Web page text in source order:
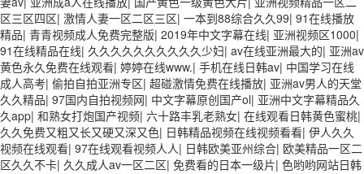
区三区四区| 激情人妻一区二区三区| 一本到88综合久久99| 91在线播放
精品| 青青视频成人免费完整版| 2019年中文字幕在线| 亚洲视频区1000|
91在线精品在线| 久久久久久久久久久久少妇| av在线亚洲最大的| 亚洲av
黄色永久免费在线观看| 婷婷在线www.| 手机在线日韩av| 中国学习在线
成人高考| 偷拍自拍亚洲专区| 超碰激情免费在线播放| 亚洲av男人的天堂
久久精品| 97国内自拍视频网| 中文字幕原创国产ol| 亚洲中文字幕精品久
久app| 和熟女打炮国产视频| 六十路丰乳老熟女| 在线观看日韩黄色蜜桃|
久久免费又粗又长又硬又深又色| 日韩精品视频在线视频看看| 伊人久久
视频在线观看| 97在线观看视频人人| 日韩欧美亚州综合| 欧美精品一区二
区久久不卡| 久久成人av一区二区| 免费看的日本一级片| 色哟哟网站日韩